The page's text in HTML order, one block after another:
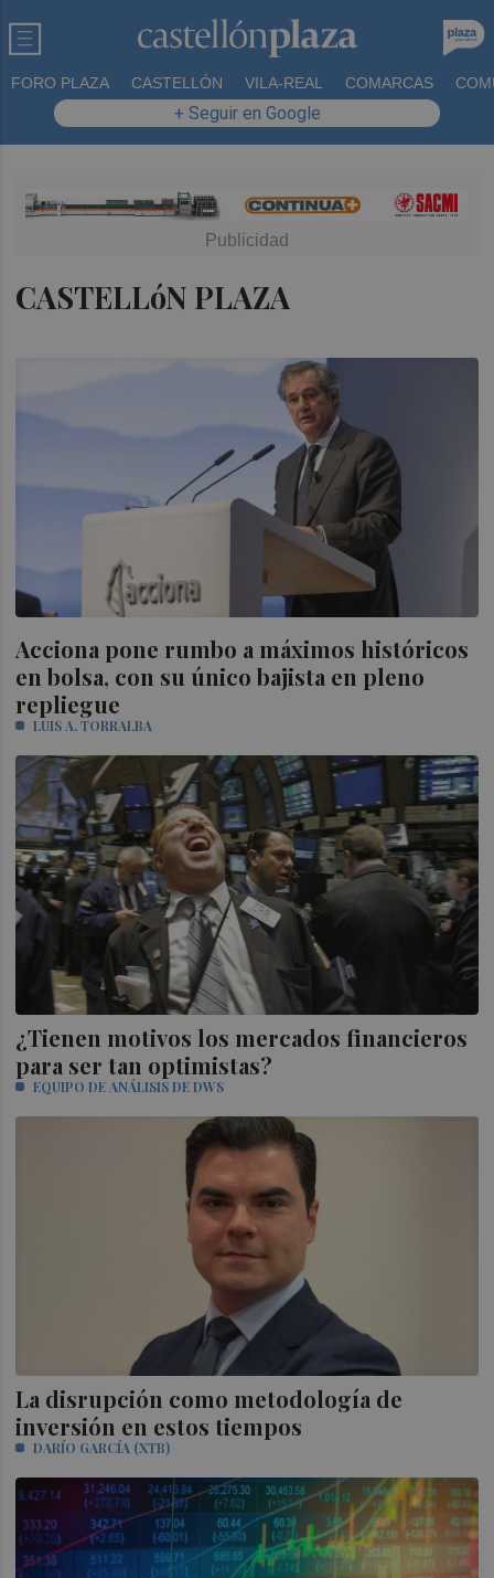
FORO PLAZA CASTELLÓN VILA-REAL COMARCAS
+ Seguir en Google
CASTELLóN PLAZA
Acciona pone rumbo a máximos históricos
en bolsa, con su único bajista en pleno
repliegue
LUIS A. TORRALBA
¿Tienen motivos los mercados financieros
para ser tan optimistas?
EQUIPO DE ANÁLISIS DE DWS
La disrupción como metodología de
inversión en estos tiempos
DARÍO GARCÍA (XTB)